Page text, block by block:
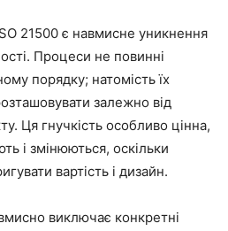
21500 є навмисне уникнення
Процеси не повинні
порядку; натомість їх
залежно від
Ця гнучкість особливо цінна,
і змінюються, оскільки
вартість і дизайн.
виключає конкретні